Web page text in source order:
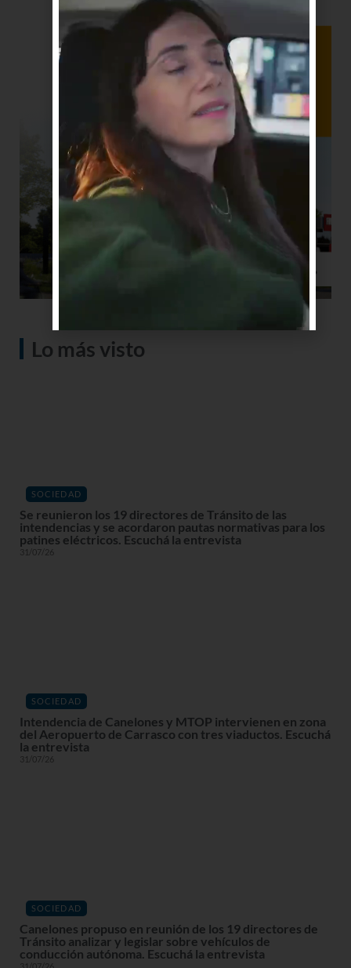
Lo más visto
SOCIEDAD
Se reunieron los 19 directores de Tránsito de las
intendencias y se acordaron pautas normativas para los
patines eléctricos. Escuchá la entrevista
31/07/26
SOCIEDAD
Intendencia de Canelones y MTOP intervienen en zona
del Aeropuerto de Carrasco con tres viaductos. Escuchá
la entrevista
31/07/26
SOCIEDAD
Canelones propuso en reunión de los 19 directores de
Tránsito analizar y legislar sobre vehículos de
conducción autónoma. Escuchá la entrevista
31/07/26